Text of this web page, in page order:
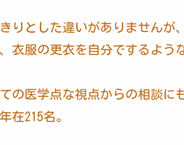
りとした違いがありませんが
衣服の更衣を自分でするよう
の医学点な視点からの相談に
在215名。